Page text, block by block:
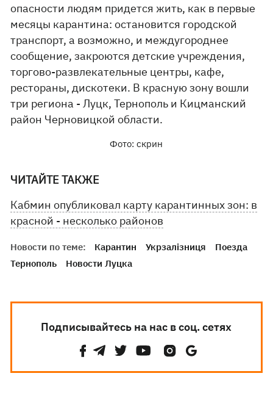
опасности людям придется жить, как в первые
месяцы карантина: остановится городской
транспорт, а возможно, и междугороднее
сообщение, закроются детские учреждения,
торгово-развлекательные центры, кафе,
рестораны, дискотеки. В красную зону вошли
три региона - Луцк, Тернополь и Кицманский
район Черновицкой области.
Фото: скрин
ЧИТАЙТЕ ТАКЖЕ
Кабмин опубликовал карту карантинных зон: в
красной - несколько районов
Новости по теме: Карантин Укрзалізниця
Поезда
Тернополь
Новости Луцка
Подписывайтесь на нас в соц. сетях